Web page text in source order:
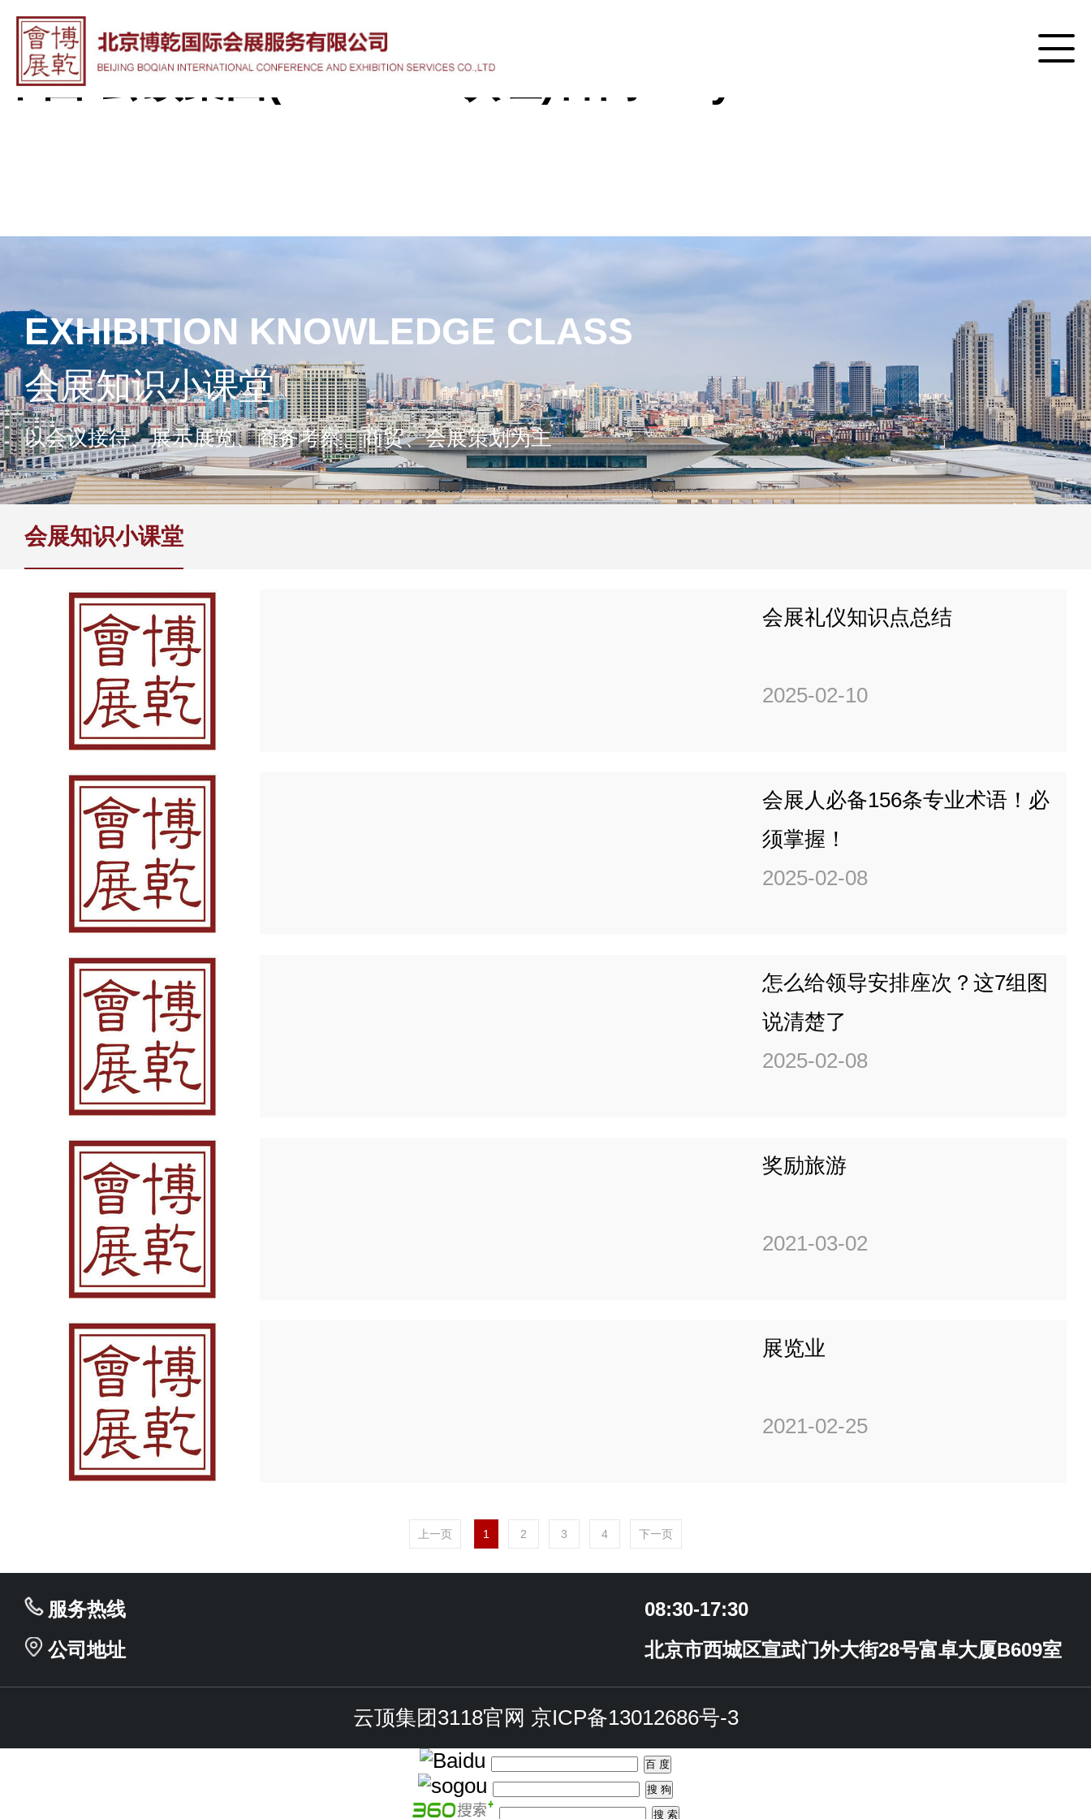
51La
中国·云顶集团(3118-VIP认证)官网-Royal Platform
EXHIBITION KNOWLEDGE CLASS
会展知识小课堂
以会议接待、展示展览、商务考察、商贸、会展策划为主
会展知识小课堂
会展礼仪知识点总结
2025-02-10
会展人必备156条专业术语！必
须掌握！
2025-02-08
怎么给领导安排座次？这7组图
说清楚了
2025-02-08
奖励旅游
2021-03-02
展览业
2021-02-25
上一页 1 2 3 4 下一页
服务热线
08:30-17:30
公司地址
北京市西城区宣武门外大街28号富卓大厦B609室
云顶集团3118官网 京ICP备13012686号-3